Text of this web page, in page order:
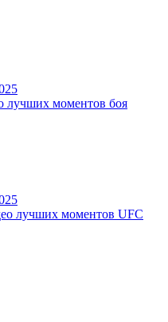
лучших моментов боя
лучших моментов UFC